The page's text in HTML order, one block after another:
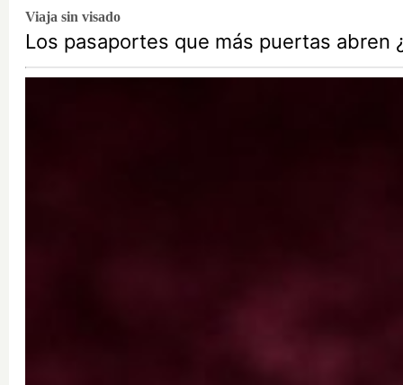
Viaja sin visado
Los pasaportes que más puertas abren